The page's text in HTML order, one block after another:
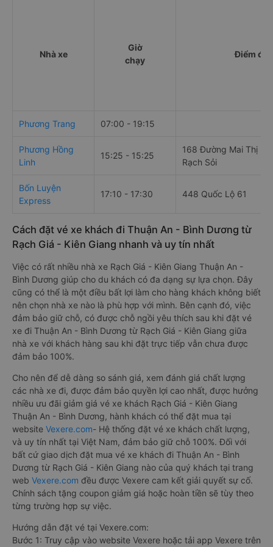
Nhà xe
Giờ
chạy
Điểm đi
Phương Trang 07:00 - 19:15
Phương Hồng
Linh
15:25 - 15:25
168 Đường Mai Thị
Rạch Sỏi
Bốn Luyện
Express
17:10 - 17:30 448 Quốc Lộ 61
Cách đặt vé xe khách đi Thuận An - Bình Dương từ
Rạch Giá - Kiên Giang nhanh và uy tín nhất
Việc có rất nhiều nhà xe Rạch Giá - Kiên Giang Thuận An -
Bình Dương giúp cho du khách có đa dạng sự lựa chọn. Đây
cũng có thể là một điều bất lợi làm cho hàng khách không biết
nên chọn nhà xe nào là phù hợp với mình. Bên cạnh đó, việc
đảm bảo giữ chỗ, có được chỗ ngồi yêu thích sau khi đặt vé
xe đi Thuận An - Bình Dương từ Rạch Giá - Kiên Giang giữa
nhà xe với khách hàng sau khi đặt trực tiếp vẫn chưa được
đảm bảo 100%.
Cho nên để dễ dàng so sánh giá, xem đánh giá chất lượng
các nhà xe đi, được đảm bảo quyền lợi cao nhất, được hưởng
nhiều ưu đãi giảm giá vé xe khách Rạch Giá - Kiên Giang
Thuận An - Bình Dương, hành khách có thể đặt mua tại
website Vexere.com- Hệ thống đặt vé xe khách chất lượng,
và uy tín nhất tại Việt Nam, đảm bảo giữ chỗ 100%. Đối với
bất cứ giao dịch đặt mua vé xe khách đi Thuận An - Bình
Dương từ Rạch Giá - Kiên Giang nào của quý khách tại trang
web Vexere.com đều được Vexere cam kết giải quyết sự cố.
Chính sách tặng coupon giảm giá hoặc hoàn tiền sẽ tùy theo
từng trường hợp sự việc.
Hướng dẫn đặt vé tại Vexere.com:
Bước 1: Truy cập vào website Vexere hoặc tải app Vexere trên